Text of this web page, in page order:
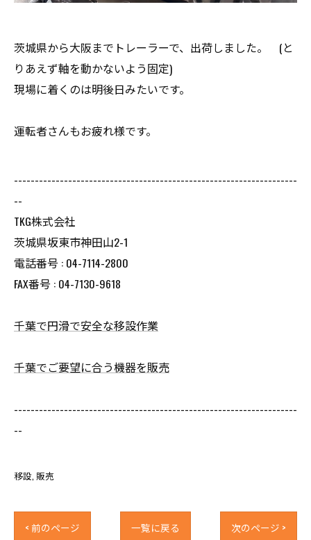
茨城県から大阪までトレーラーで、出荷しました。 (と
りあえず軸を動かないよう固定)
現場に着くのは明後日みたいです。
運転者さんもお疲れ様です。
--------------------------------------------------------------------
--
TKG株式会社
茨城県坂東市神田山2-1
電話番号 : 04-7114-2800
FAX番号 : 04-7130-9618
千葉で円滑で安全な移設作業
千葉でご要望に合う機器を販売
--------------------------------------------------------------------
--
移設 販売
< 前のページ 一覧に戻る 次のページ >